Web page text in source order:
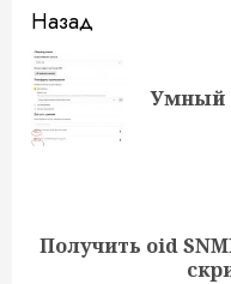
Назад
Умный
Получить oid